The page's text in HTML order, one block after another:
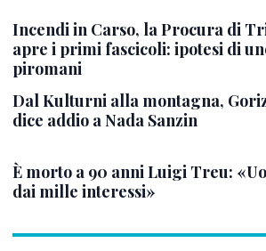
Incendi in Carso, la Procura di
apre i primi fascicoli: ipotesi di
piromani
Dal Kulturni alla montagna,
dice addio a Nada Sanzin
È morto a 90 anni Luigi Treu:
dai mille interessi»